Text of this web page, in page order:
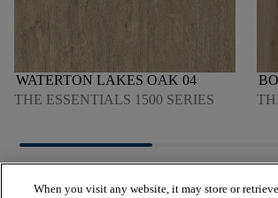
WATERTON LAKES OAK 04
THE ESSENTIALS 1500 SERIES
When you visit any website, it may store or